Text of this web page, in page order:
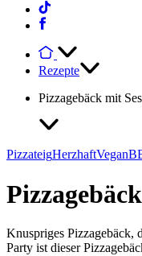
Rezepte
Pizzagebäck mit
PizzateigHerzhaftVegan
Knuspriges Pizzagebäck,
Party ist dieser